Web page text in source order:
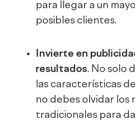
para llegar a un
posibles clientes.
Invierte en
resultados. No solo
las características
no debes olvidar los
tradicionales para